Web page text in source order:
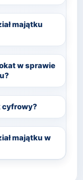
majątku
w sprawie
cyfrowy?
majątku w